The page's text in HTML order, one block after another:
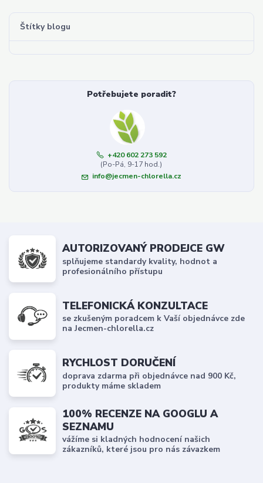
Štítky blogu
Potřebujete poradit?
+420 602 273 592
(Po-Pá, 9-17 hod.)
info@jecmen-chlorella.cz
AUTORIZOVANÝ PRODEJCE GW
splňujeme standardy kvality, hodnot a
profesionálního přístupu
TELEFONICKÁ KONZULTACE
se zkušeným poradcem k Vaší objednávce zde
na Jecmen-chlorella.cz
RYCHLOST DORUČENÍ
doprava zdarma při objednávce nad 900 Kč,
produkty máme skladem
100% RECENZE NA GOOGLU A
SEZNAMU
vážíme si kladných hodnocení našich
zákazníků, které jsou pro nás závazkem